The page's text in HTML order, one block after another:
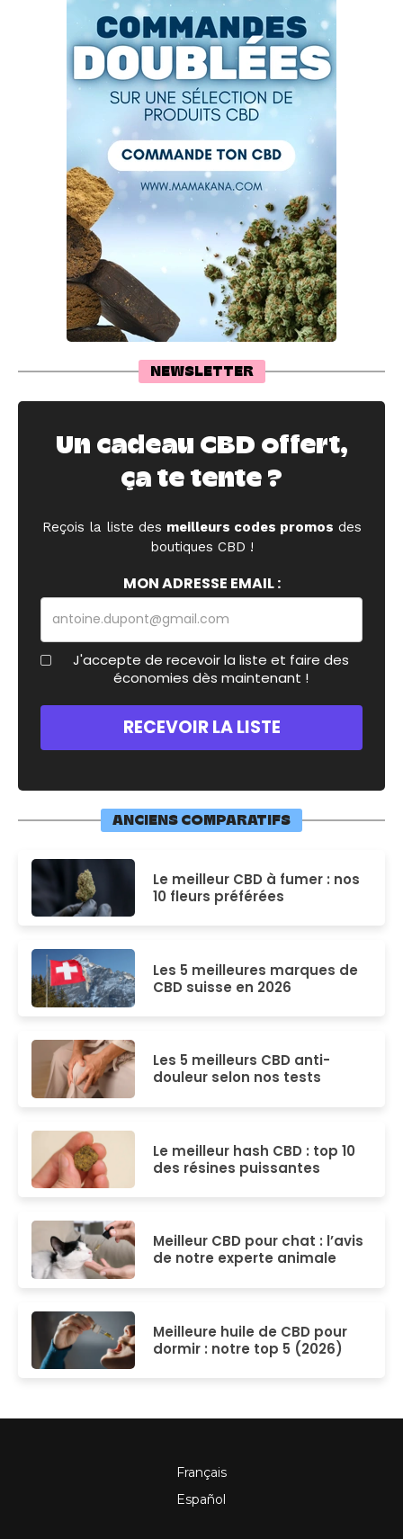
NEWSLETTER
Un cadeau CBD offert,
ça te tente ?
Reçois la liste des meilleurs codes promos des
boutiques CBD !
MON ADRESSE EMAIL :
J'accepte de recevoir la liste et faire des
économies dès maintenant !
ANCIENS COMPARATIFS
Le meilleur CBD à fumer : nos
10 fleurs préférées
Les 5 meilleures marques de
CBD suisse en 2026
Les 5 meilleurs CBD anti-
douleur selon nos tests
Le meilleur hash CBD : top 10
des résines puissantes
Meilleur CBD pour chat : l’avis
de notre experte animale
Meilleure huile de CBD pour
dormir : notre top 5 (2026)
Français
Español